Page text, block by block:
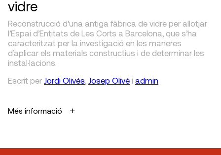
vidre
Reconstrucció d’una antiga fàbrica de vidre per allotjar
l’Espai d’Entitats de Les Corts a Barcelona, que s’ha
caracteritzat per la investigació en les maneres
d’aplicar els materials constructius i de determinar les
instal·lacions.
Escrit per Jordi Olivés, Josep Olivé i admin
Més informació